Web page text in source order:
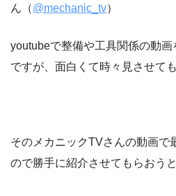
ん（@mechanic_tv）
youtubeで整備や工具関係の動
ですが、面白くて時々見させて
そのメカニックTVさんの動画で
ので勝手に紹介させてもらおう